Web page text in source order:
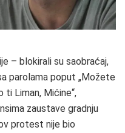
– blokirali su saobraćaj,
parolama poput „Možete
ti Liman, Mićine“,
zaustave gradnju
protest nije bio